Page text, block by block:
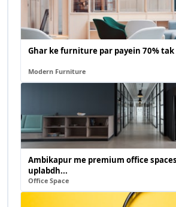
Ghar ke furniture par payein 70%
Modern Furniture
Ambikapur me premium office
uplabdh...
Office Space